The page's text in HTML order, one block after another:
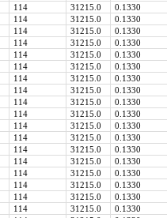
114 31215.0
0.1330
114 31215.0
0.1330
114 31215.0
0.1330
114 31215.0
0.1330
114 31215.0
0.1330
114 31215.0
0.1330
114 31215.0
0.1330
114 31215.0
0.1330
114 31215.0
0.1330
114 31215.0
0.1330
114 31215.0
0.1330
114 31215.0
0.1330
114 31215.0
0.1330
114 31215.0
0.1330
114 31215.0
0.1330
114 31215.0
0.1330
114 31215.0
0.1330
114 31215.0
0.1330